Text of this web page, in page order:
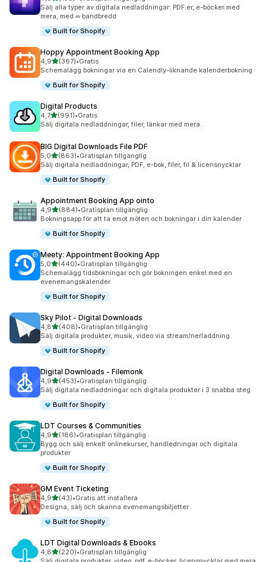
159 recensioner totalt
Sälj alla typer av digitala nedladdningar: PDF:er, e-böcker med
mera, med ∞ bandbredd
Built for Shopify
Hoppy Appointment Booking App
4,9av 5 stjärnor
(367)
367 recensioner totalt
•Gratis
Schemalägg bokningar via en Calendly-liknande kalenderbokning
Built for Shopify
Digital Products
4,7av 5 stjärnor
(991)
991 recensioner totalt
•Gratis
Sälj digitala nedladdningar, filer, länkar med mera.
BIG Digital Downloads File PDF
5,0av 5 stjärnor
(863)
863 recensioner totalt
•Gratisplan tillgänglig
Sälj digitala nedladdningar, PDF, e-bok, filer, fil & licensnycklar
Built for Shopify
Appointment Booking App ointo
4,9av 5 stjärnor
(884)
884 recensioner totalt
•Gratisplan tillgänglig
Bokningsapp för att ta emot möten och bokningar i din kalender
Built for Shopify
Meety: Appointment Booking App
5,0av 5 stjärnor
(440)
440 recensioner totalt
•Gratisplan tillgänglig
Schemalägg tidsbokningar och gör bokningen enkel med en
evenemangskalender
Built for Shopify
Sky Pilot ‑ Digital Downloads
4,8av 5 stjärnor
(408)
408 recensioner totalt
•Gratisplan tillgänglig
Sälj digitala produkter, musik, video via stream/nerladdning.
Built for Shopify
Digital Downloads ‑ Filemonk
4,9av 5 stjärnor
(453)
453 recensioner totalt
•Gratisplan tillgänglig
Sälj digitala nedladdningar och digitala produkter i 3 snabba steg
Built for Shopify
LDT Courses & Communities
4,9av 5 stjärnor
(186)
186 recensioner totalt
•Gratisplan tillgänglig
Bygg och sälj enkelt onlinekurser, handledningar och digitala
produkter
Built for Shopify
GM Event Ticketing
4,9av 5 stjärnor
(43)
43 recensioner totalt
•Gratis att installera
Designa, sälj och skanna evenemangsbiljetter
Built for Shopify
LDT Digital Downloads & Ebooks
4,8av 5 stjärnor
(220)
220 recensioner totalt
•Gratisplan tillgänglig